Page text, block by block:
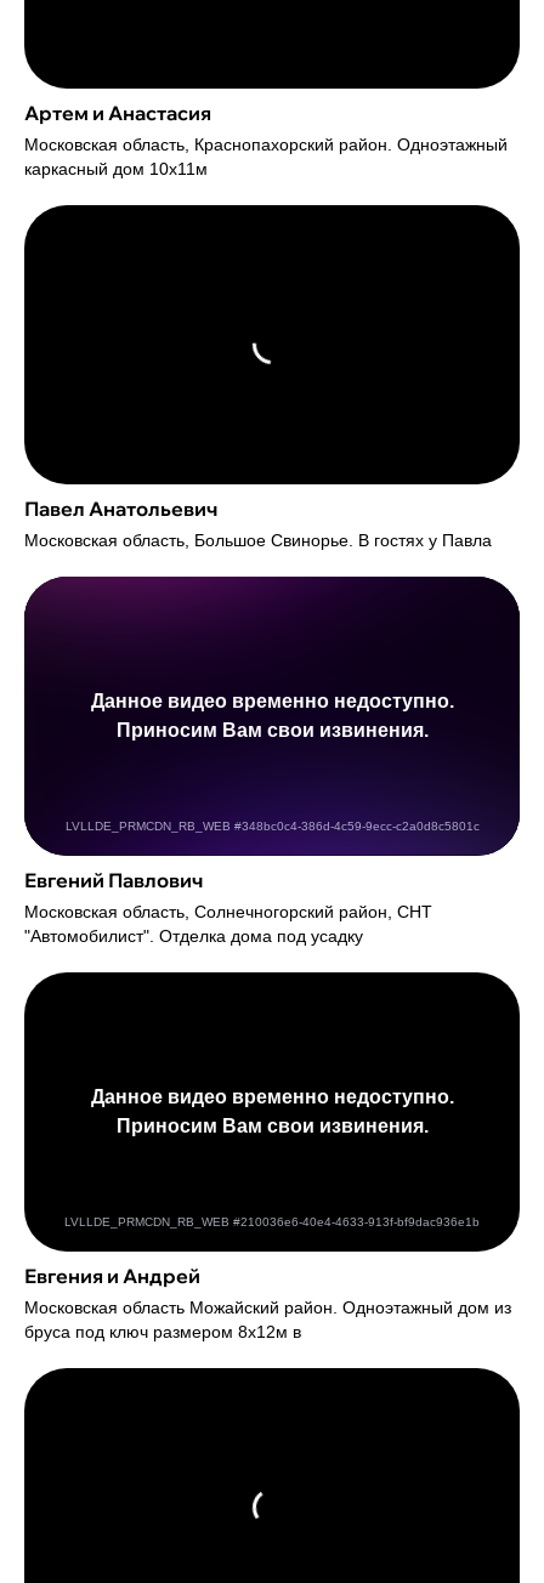
Артем и Анастасия
Московская область, Краснопахорский район. Одноэтажный
каркасный дом 10х11м
Павел Анатольевич
Московская область, Большое Свинорье. В гостях у Павла
Евгений Павлович
Московская область, Солнечногорский район, СНТ
"Автомобилист". Отделка дома под усадку
Евгения и Андрей
Московская область Можайский район. Одноэтажный дом из
бруса под ключ размером 8х12м в